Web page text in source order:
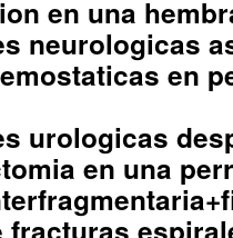
en una
neurologicas
en
urologicas
en una
fracturas